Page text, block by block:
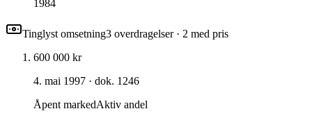
1984
Tinglyst omsetning3 overdragelser· 2 med pris
600 000 kr
4. mai 1997 · dok. 1246
Åpent markedAktiv andel